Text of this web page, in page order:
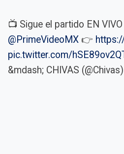
📺 Sigue el partido EN
@PrimeVideoMX 👉
pic.twitter.com/
&mdash; CHIVAS (@Chivas)